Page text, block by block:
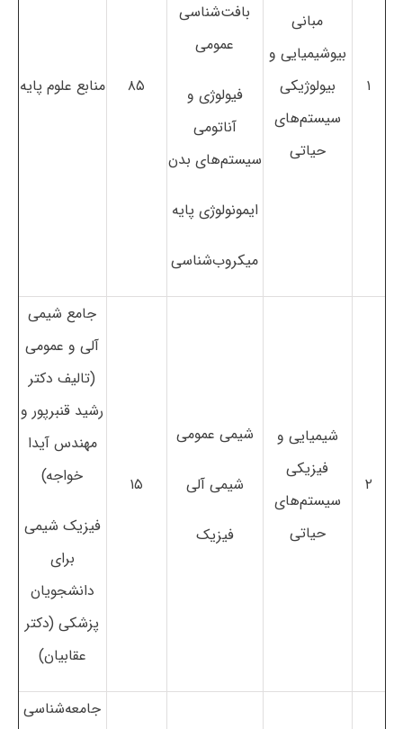
۱
مبانی
بیوشیمیایی و
بیولوژیکی
سیستم‌های
حیاتی
بافت‌شناسی
عمومی
فیولوژی و
آناتومی
سیستم‌های بدن
ایمونولوژی پایه
میکروب‌شناسی
۸۵ منابع علوم پایه
۲
شیمیایی و
فیزیکی
سیستم‌های
حیاتی
شیمی عمومی
شیمی آلی
فیزیک
۱۵
جامع شیمی
آلی و عمومی
(تالیف دکتر
رشید قنبرپور و
مهندس آیدا
خواجه)
فیزیک شیمی
برای
دانشجویان
پزشکی (دکتر
عقابیان)
جامعه‌شناسی